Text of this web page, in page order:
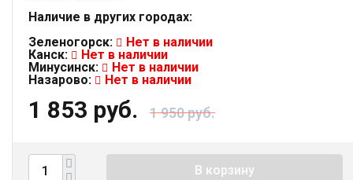
Наличие в других городах:
Зеленогорск:
Нет в наличии
Канск:
Нет в наличии
Минусинск:
Нет в наличии
Назарово:
Нет в наличии
1 853 руб. 1 950 руб.
В корзину